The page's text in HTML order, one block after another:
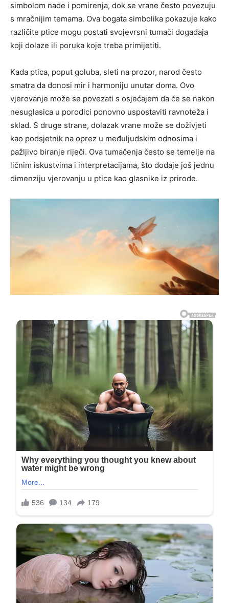
simbolom nade i pomirenja, dok se vrane često povezuju
s mračnijim temama. Ova bogata simbolika pokazuje kako
različite ptice mogu postati svojevrsni tumači događaja
koji dolaze ili poruka koje treba primijetiti.
Kada ptica, poput goluba, sleti na prozor, narod često
smatra da donosi mir i harmoniju unutar doma. Ovo
vjerovanje može se povezati s osjećajem da će se nakon
nesuglasica u porodici ponovno uspostaviti ravnoteža i
sklad. S druge strane, dolazak vrane može se doživjeti
kao podsjetnik na oprez u međuljudskim odnosima i
pažljivo biranje riječi. Ova tumačenja često se temelje na
ličnim iskustvima i interpretacijama, što dodaje još jednu
dimenziju vjerovanju u ptice kao glasnike iz prirode.